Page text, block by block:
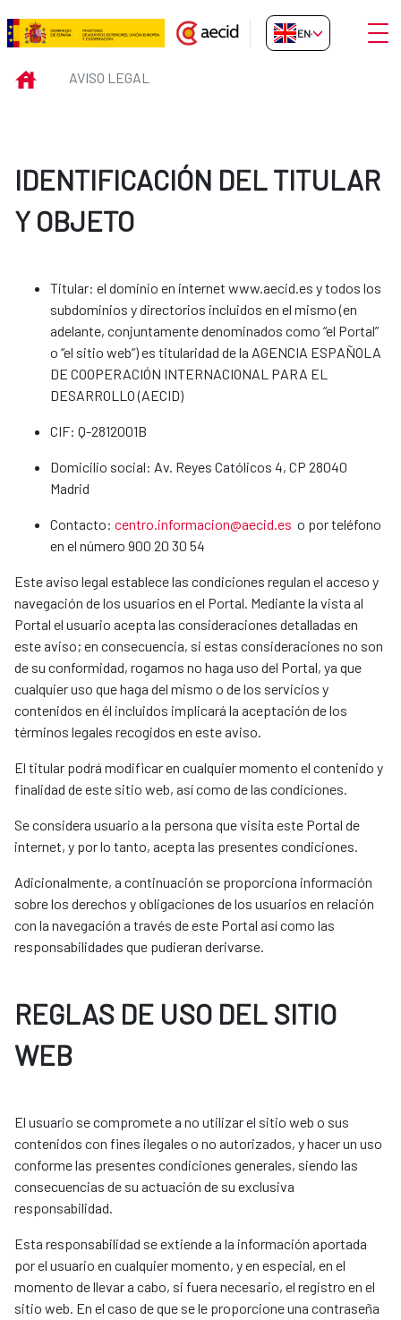
Skip to Main Content
Aviso legal
EN-GB
INICIOAVISO LEGAL
IDENTIFICACIÓN DEL TITULAR
Y OBJETO
Titular: el dominio en internet www.aecid.es y todos los
subdominios y directorios incluidos en el mismo (en
adelante, conjuntamente denominados como “el Portal”
o “el sitio web”) es titularidad de la AGENCIA ESPAÑOLA
DE COOPERACIÓN INTERNACIONAL PARA EL
DESARROLLO (AECID)
CIF: Q-2812001B
Domicilio social: Av. Reyes Católicos 4, CP 28040
Madrid
Contacto: centro.informacion@aecid.es o por teléfono
en el número 900 20 30 54
Este aviso legal establece las condiciones regulan el acceso y
navegación de los usuarios en el Portal. Mediante la vista al
Portal el usuario acepta las consideraciones detalladas en
este aviso; en consecuencia, si estas consideraciones no son
de su conformidad, rogamos no haga uso del Portal, ya que
cualquier uso que haga del mismo o de los servicios y
contenidos en él incluidos implicará la aceptación de los
términos legales recogidos en este aviso.
El titular podrá modificar en cualquier momento el contenido y
finalidad de este sitio web, así como de las condiciones.
Se considera usuario a la persona que visita este Portal de
internet, y por lo tanto, acepta las presentes condiciones.
Adicionalmente, a continuación se proporciona información
sobre los derechos y obligaciones de los usuarios en relación
con la navegación a través de este Portal así como las
responsabilidades que pudieran derivarse.
REGLAS DE USO DEL SITIO
WEB
El usuario se compromete a no utilizar el sitio web o sus
contenidos con fines ilegales o no autorizados, y hacer un uso
conforme las presentes condiciones generales, siendo las
consecuencias de su actuación de su exclusiva
responsabilidad.
Esta responsabilidad se extiende a la información aportada
por el usuario en cualquier momento, y en especial, en el
momento de llevar a cabo, si fuera necesario, el registro en el
sitio web. En el caso de que se le proporcione una contraseña